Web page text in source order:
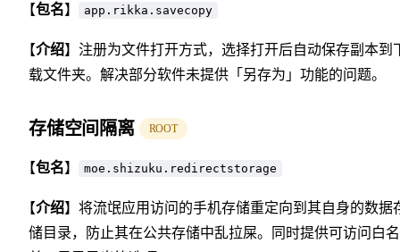
【包名】 app.rikka.savecopy
【介绍】注册为文件打开方式，选择打开后自动保存副本到
载文件夹。解决部分软件未提供「另存为」功能的问题。
存储空间隔离 ROOT
【包名】 moe.shizuku.redirectstorage
【介绍】将流氓应用访问的手机存储重定向到其自身的数据
储目录，防止其在公共存储中乱拉屎。同时提供可访问白名